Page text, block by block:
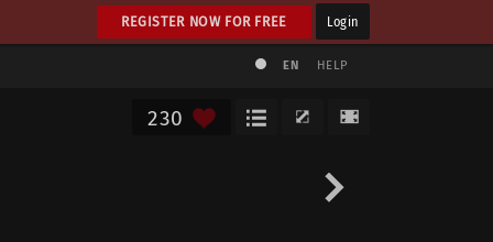
REGISTER NOW FOR FREE Login
EN HELP
230